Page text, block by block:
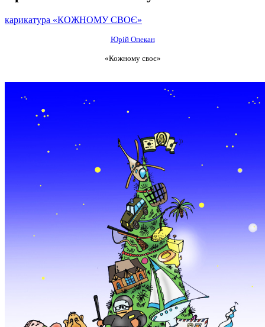
карикатура «КОЖНОМУ СВОЄ»
Юрій Опекан
«Кожному своє»